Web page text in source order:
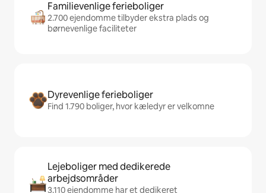
Familievenlige ferieboliger
2.700 ejendomme tilbyder ekstra plads og
børnevenlige faciliteter
Dyrevenlige ferieboliger
Find 1.790 boliger, hvor kæledyr er velkomne
Lejeboliger med dedikerede
arbejdsområder
3.110 ejendomme har et dedikeret